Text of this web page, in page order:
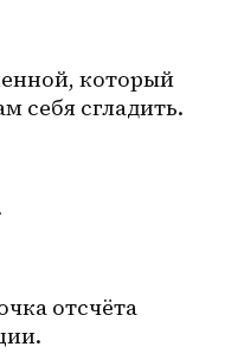
который
себя сгладить.
отсчёта